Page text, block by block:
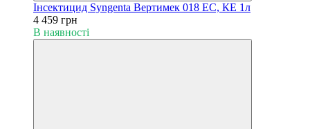
Інсектицид Syngenta Вертимек 018 EC, КЕ 1л
4 459 грн
В наявності